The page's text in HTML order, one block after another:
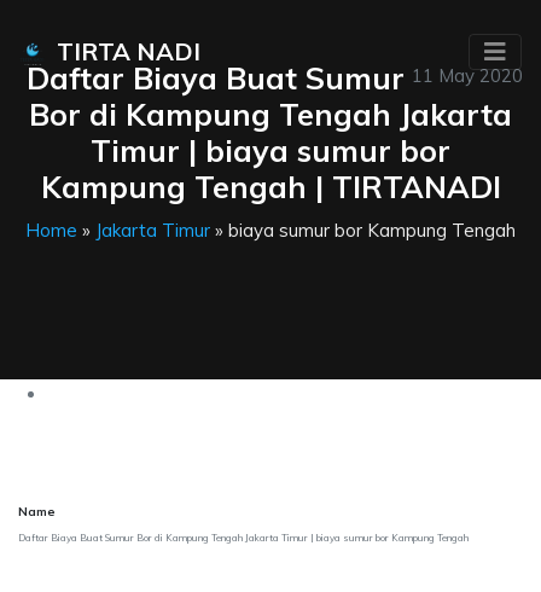
TIRTA NADI
11 May 2020
Daftar Biaya Buat Sumur
Bor di Kampung Tengah Jakarta
Timur | biaya sumur bor
Kampung Tengah | TIRTANADI
Home » Jakarta Timur » biaya sumur bor Kampung Tengah
Name
Daftar Biaya Buat Sumur Bor di Kampung Tengah Jakarta Timur | biaya sumur bor Kampung Tengah